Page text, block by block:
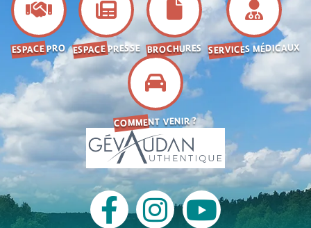
ESPACE PRO ESPACE PRESSE BROCHURES SERVICES MÉDICAUX
COMMENT VENIR ?